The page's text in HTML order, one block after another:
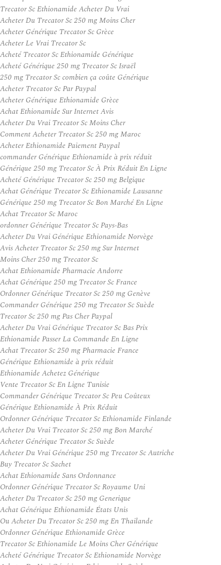
Trecator Sc Ethionamide Acheter Du Vrai
Acheter Du Trecator Sc 250 mg Moins Cher
Acheter Générique Trecator Sc Grèce
Acheter Le Vrai Trecator Sc
Acheté Trecator Sc Ethionamide Générique
Acheté Générique 250 mg Trecator Sc Israël
250 mg Trecator Sc combien ça coûte Générique
Acheter Trecator Sc Par Paypal
Acheter Générique Ethionamide Grèce
Achat Ethionamide Sur Internet Avis
Acheter Du Vrai Trecator Sc Moins Cher
Comment Acheter Trecator Sc 250 mg Maroc
Acheter Ethionamide Paiement Paypal
commander Générique Ethionamide à prix réduit
Générique 250 mg Trecator Sc À Prix Réduit En Ligne
Acheté Générique Trecator Sc 250 mg Belgique
Achat Générique Trecator Sc Ethionamide Lausanne
Générique 250 mg Trecator Sc Bon Marché En Ligne
Achat Trecator Sc Maroc
ordonner Générique Trecator Sc Pays-Bas
Acheter Du Vrai Générique Ethionamide Norvège
Avis Acheter Trecator Sc 250 mg Sur Internet
Moins Cher 250 mg Trecator Sc
Achat Ethionamide Pharmacie Andorre
Achat Générique 250 mg Trecator Sc France
Ordonner Générique Trecator Sc 250 mg Genève
Commander Générique 250 mg Trecator Sc Suède
Trecator Sc 250 mg Pas Cher Paypal
Acheter Du Vrai Générique Trecator Sc Bas Prix
Ethionamide Passer La Commande En Ligne
Achat Trecator Sc 250 mg Pharmacie France
Générique Ethionamide à prix réduit
Ethionamide Achetez Générique
Vente Trecator Sc En Ligne Tunisie
Commander Générique Trecator Sc Peu Coûteux
Générique Ethionamide À Prix Réduit
Ordonner Générique Trecator Sc Ethionamide Finlande
Acheter Du Vrai Trecator Sc 250 mg Bon Marché
Acheter Générique Trecator Sc Suède
Acheter Du Vrai Générique 250 mg Trecator Sc Autriche
Buy Trecator Sc Sachet
Achat Ethionamide Sans Ordonnance
Ordonner Générique Trecator Sc Royaume Uni
Acheter Du Trecator Sc 250 mg Generique
Achat Générique Ethionamide États Unis
Ou Acheter Du Trecator Sc 250 mg En Thailande
Ordonner Générique Ethionamide Grèce
Trecator Sc Ethionamide Le Moins Cher Générique
Acheté Générique Trecator Sc Ethionamide Norvège